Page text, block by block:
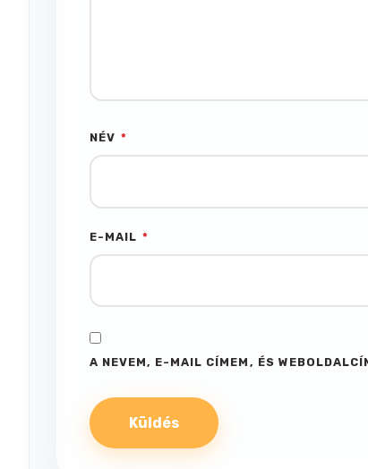
NÉV *
E-MAIL *
A NEVEM, E-MAIL CÍMEM, ÉS